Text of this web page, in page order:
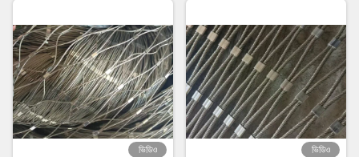
ভিডিও ভিডিও